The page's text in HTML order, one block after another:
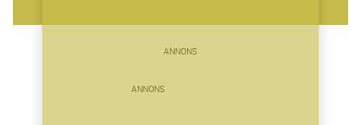
ANNONS
ANNONS